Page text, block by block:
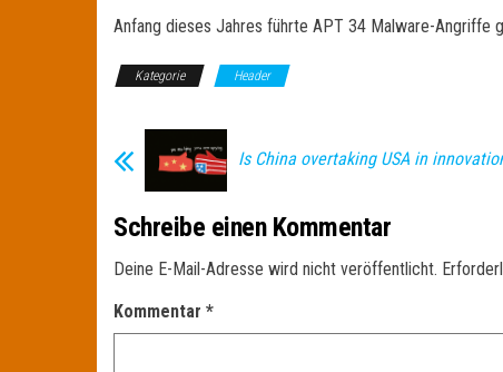
Anfang dieses Jahres führte APT 34 Malware-Angriffe
Kategorie Header
Is China overtaking USA in
Schreibe einen Kommentar
Deine E-Mail-Adresse wird nicht veröffentlicht.
Kommentar *